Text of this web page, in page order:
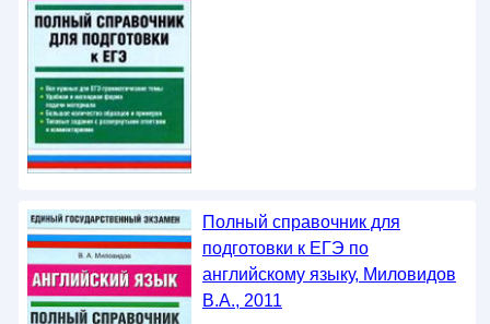
Полный справочник для
подготовки к ЕГЭ по
английскому языку, Миловидов
В.А., 2011